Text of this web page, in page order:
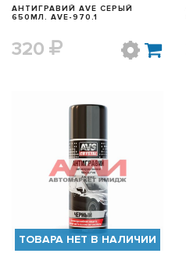
АНТИГРАВИЙ AVE СЕРЫЙ
650МЛ. AVE-970.1
320
БЫСТРЫЙ ПРОСМОТР
ТОВАРА НЕТ В НАЛИЧИИ